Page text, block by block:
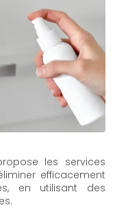
les services
efficacement
en utilisant des